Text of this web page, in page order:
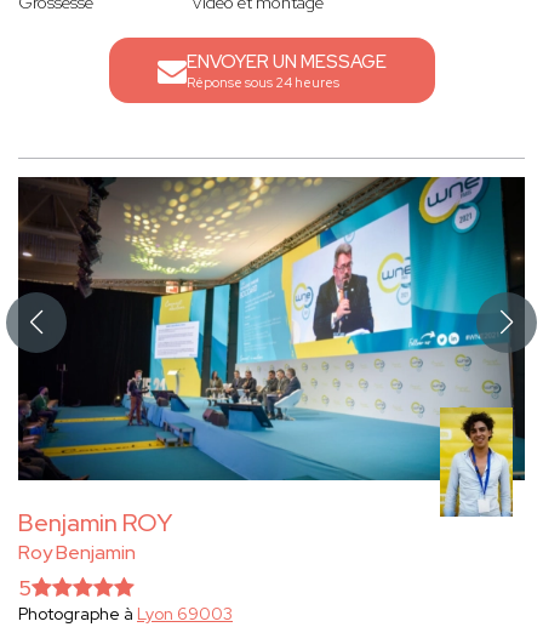
ENVOYER UN MESSAGE
Réponse sous 24 heures
Benjamin ROY
Roy Benjamin
5
Photographe à Lyon 69003